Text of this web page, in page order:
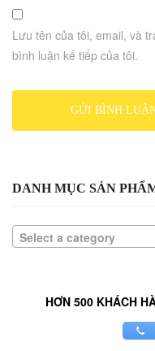
Lưu tên của tôi, email, và
bình luận kế tiếp của tôi.
DANH MỤC SẢN
Select a category
HƠN 500 KHÁCH